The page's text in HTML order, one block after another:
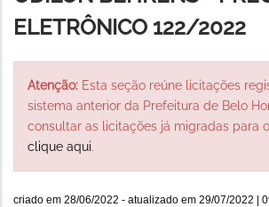
ELETRÔNICO 122/2022
Atenção: Esta seção reúne licitações
sistema anterior da Prefeitura de Belo
consultar as licitações já migradas para
clique aqui.
criado em 28/06/2022 - atualizado em 29/07/2022 |